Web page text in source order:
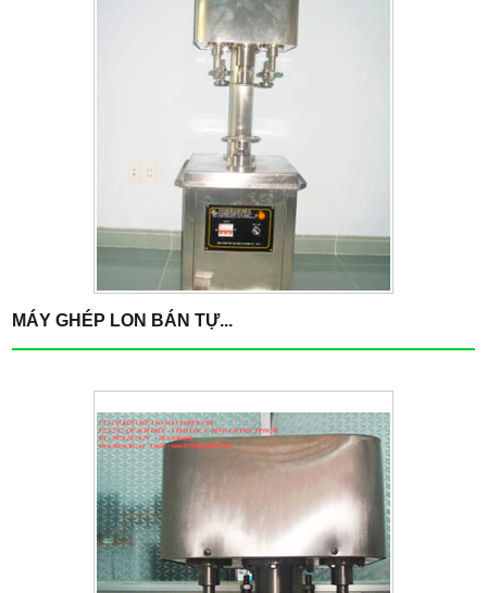
MÁY GHÉP LON BÁN TỰ...